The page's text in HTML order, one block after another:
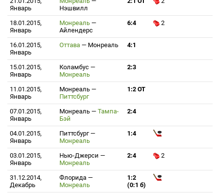
Январь
Нэшвилл
18.01.2015,
Январь
Монреаль —
Айлендерс
6:4 2
16.01.2015,
Январь
Оттава — Монреаль 4:1
15.01.2015,
Январь
Коламбус —
Монреаль
2:3
11.01.2015,
Январь
Монреаль —
Питтсбург
1:2 ОТ
07.01.2015,
Январь
Монреаль — Тампа-
Бэй
2:4
04.01.2015,
Январь
Питтсбург —
Монреаль
1:4
03.01.2015,
Январь
Нью-Джерси —
Монреаль
2:4 2
31.12.2014,
Декабрь
Флорида —
Монреаль
1:2
(0:1 б)